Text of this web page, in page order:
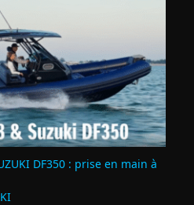
DF350 : prise en main à